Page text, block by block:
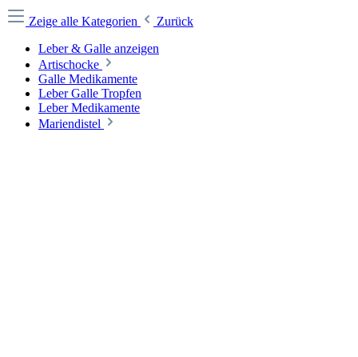
Zeige alle Kategorien
Zurück
Leber & Galle anzeigen
Artischocke
Galle Medikamente
Leber Galle Tropfen
Leber Medikamente
Mariendistel